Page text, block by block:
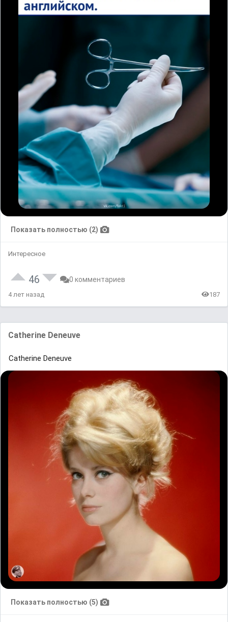
Показать полностью (2)
Интересное
46 0 комментариев
4 лет назад 187
Catherine Deneuve
Catherine Deneuve
Показать полностью (5)